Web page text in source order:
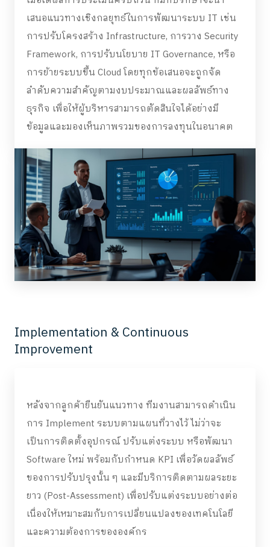
เสนอแนวทางเชิงกลยุทธ์ในการพัฒนาระบบ IT เช่น
การปรับโครงสร้าง Infrastructure, การวาง Security
Framework, การปรับนโยบาย IT Governance, หรือ
การย้ายระบบขึ้น Cloud โดยทุกข้อเสนอจะถูกจัด
ลำดับความสำคัญตามงบประมาณและผลลัพธ์ทาง
ธุรกิจ เพื่อให้ผู้บริหารสามารถตัดสินใจได้อย่างมี
ข้อมูลและมองเห็นภาพรวมของการลงทุนในอนาคต
Implementation & Continuous
Improvement
หลังจากลูกค้ายืนยันแนวทาง ทีมงานสามารถดำเนิน
การ Implement ระบบตามแผนที่วางไว้ ไม่ว่าจะ
เป็นการติดตั้งอุปกรณ์ ปรับแต่งระบบ หรือพัฒนา
Software ใหม่ พร้อมกับกำหนด KPI เพื่อวัดผลลัพธ์
ของการปรับปรุงนั้น ๆ และมีบริการติดตามผลระยะ
ยาว (Post-Assessment) เพื่อปรับแต่งระบบอย่างต่อ
เนื่องให้เหมาะสมกับการเปลี่ยนแปลงของเทคโนโลยี
และความต้องการขององค์กร